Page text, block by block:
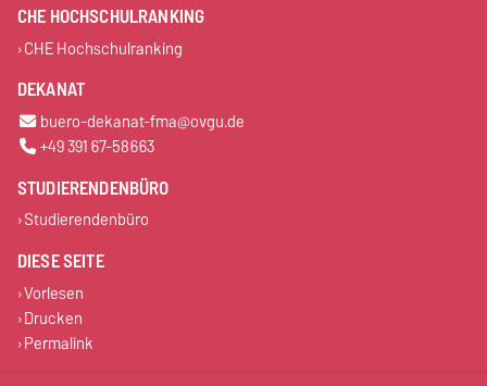
CHE HOCHSCHULRANKING
CHE Hochschulranking
DEKANAT
buero-dekanat-fma@ovgu.de
+49 391 67-58663
STUDIERENDENBÜRO
Studierendenbüro
DIESE SEITE
Vorlesen
Drucken
Permalink